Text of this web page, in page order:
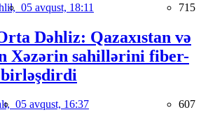
05 avqust, 18:11 715
Dəhliz: Qazaxıstan və
Xəzərin sahillərini fiber-
05 avqust, 16:37 607